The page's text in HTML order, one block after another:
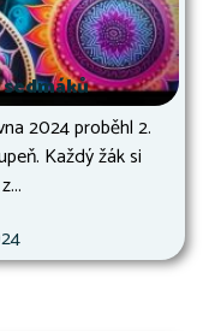
2024 proběhl 2.
Každý žák si